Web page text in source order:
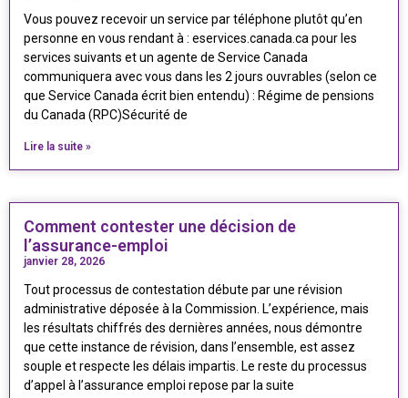
Vous pouvez recevoir un service par téléphone plutôt qu’en
personne en vous rendant à : eservices.canada.ca pour les
services suivants et un agente de Service Canada
communiquera avec vous dans les 2 jours ouvrables (selon ce
que Service Canada écrit bien entendu) : Régime de pensions
du Canada (RPC)Sécurité de
Lire la suite »
Comment contester une décision de
l’assurance-emploi
janvier 28, 2026
Tout processus de contestation débute par une révision
administrative déposée à la Commission. L’expérience, mais
les résultats chiffrés des dernières années, nous démontre
que cette instance de révision, dans l’ensemble, est assez
souple et respecte les délais impartis. Le reste du processus
d’appel à l’assurance emploi repose par la suite